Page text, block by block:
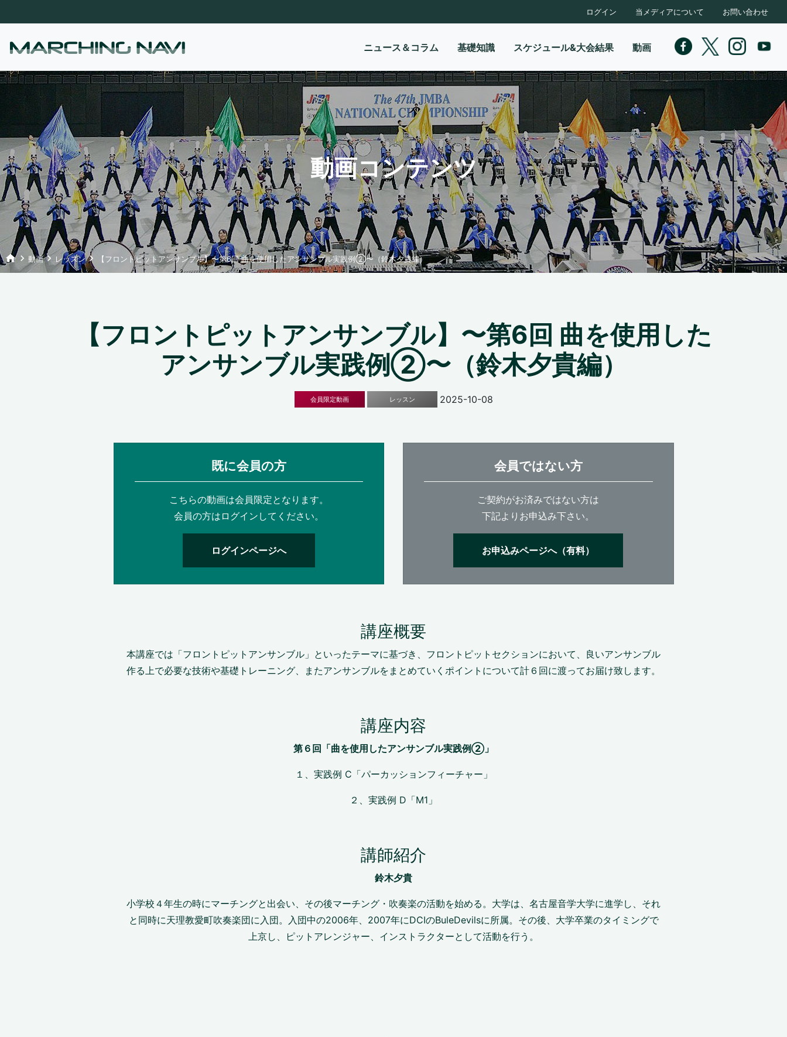
ログイン 当メディアについて お問い合わせ
ニュース＆コラム 基礎知識 スケジュール&大会結果 動画
動画コンテンツ
homekeyboard_arrow_right 動画keyboard_arrow_rightレッスンkeyboard_arrow_right 【フロントピットアンサンブル】〜第6回 曲を使用したアンサンブル実践例②〜（鈴木夕貴編）
【フロントピットアンサンブル】〜第6回 曲を使用した
アンサンブル実践例②〜（鈴木夕貴編）
会員限定動画 レッスン 2025-10-08
既に会員の方
こちらの動画は会員限定となります。
会員の方はログインしてください。
ログインページへ
会員ではない方
ご契約がお済みではない方は
下記よりお申込み下さい。
お申込みページへ（有料）
講座概要
本講座では「フロントピットアンサンブル」といったテーマに基づき、フロントピットセクションにおいて、良いアンサンブル
作る上で必要な技術や基礎トレーニング、またアンサンブルをまとめていくポイントについて計６回に渡ってお届け致します。
講座内容
第６ 回「曲を使用したアンサンブル実践例② 」
１、実践例 C「パーカッションフィーチャー」
２、実践例 D「M1」
講師紹介
鈴木夕貴
小学校４年生の時にマーチングと出会い、その後マーチング・吹奏楽の活動を始める。大学は、名古屋音学大学に進学し、それ
と同時に天理教愛町吹奏楽団に入団。入団中の2006年、2007年にDCIのBuleDevilsに所属。その後、大学卒業のタイミングで
上京し、ピットアレンジャー、インストラクターとして活動を行う。